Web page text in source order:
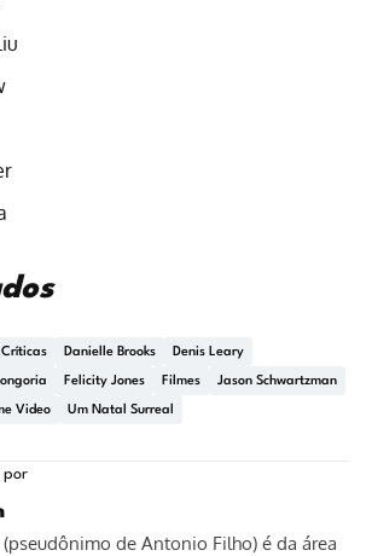
Críticas Danielle Brooks Denis Leary
Felicity Jones Filmes Jason Schwartzman
Video Um Natal Surreal
por
de Antonio Filho) é da área